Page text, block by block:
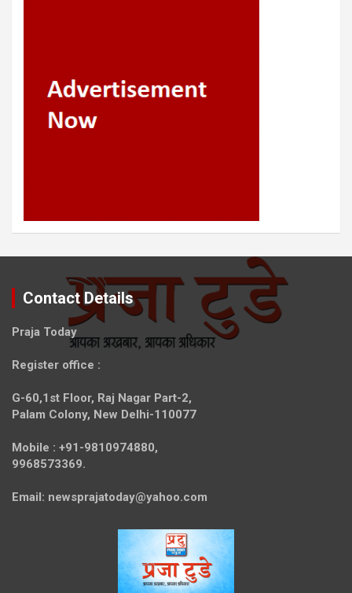
Contact Details
Praja Today
Register office :
G-60,1st Floor, Raj Nagar Part-2,
Palam Colony, New Delhi-110077
Mobile : +91-9810974880,
9968573369.
Email: newsprajatoday@yahoo.com